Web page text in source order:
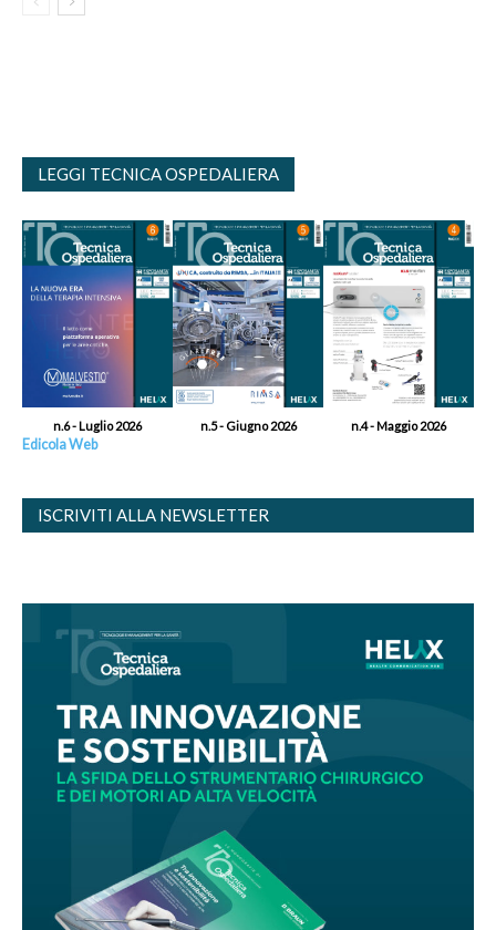
LEGGI TECNICA OSPEDALIERA
n.6 - Luglio 2026 n.5 - Giugno 2026 n.4 - Maggio 2026
Edicola Web
ISCRIVITI ALLA NEWSLETTER